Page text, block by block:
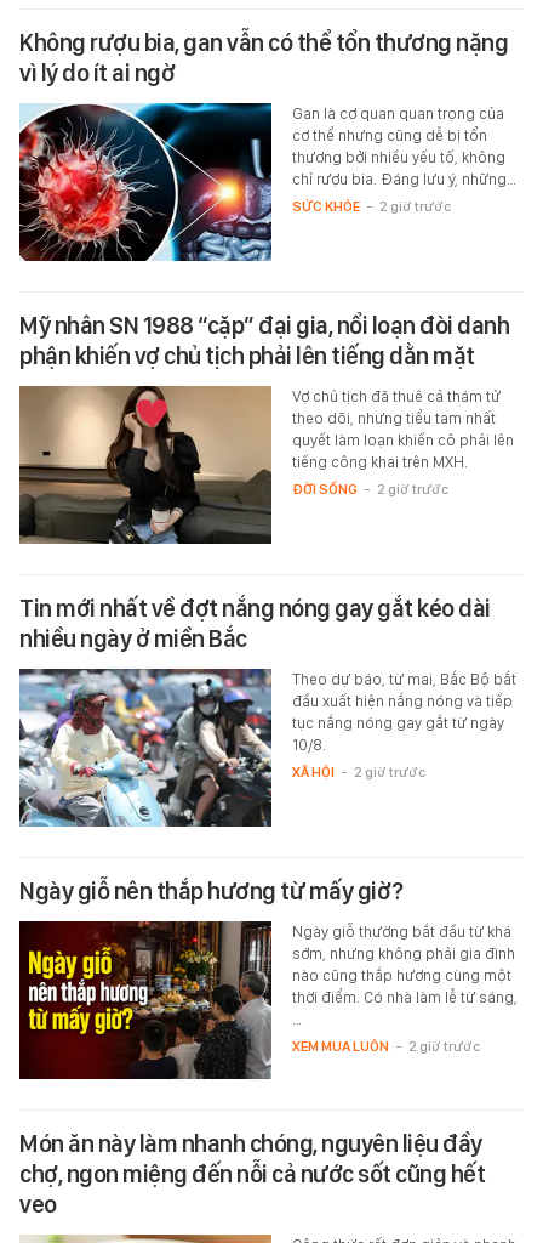
Không rượu bia, gan vẫn có thể tổn thương nặng
vì lý do ít ai ngờ
Gan là cơ quan quan trọng của
cơ thể nhưng cũng dễ bị tổn
thương bởi nhiều yếu tố, không
chỉ rượu bia. Đáng lưu ý, những…
SỨC KHỎE - 2 giờ trước
Mỹ nhân SN 1988 “cặp” đại gia, nổi loạn đòi danh
phận khiến vợ chủ tịch phải lên tiếng dằn mặt
Vợ chủ tịch đã thuê cả thám tử
theo dõi, nhưng tiểu tam nhất
quyết làm loạn khiến cô phải lên
tiếng công khai trên MXH.
ĐỜI SỐNG - 2 giờ trước
Tin mới nhất về đợt nắng nóng gay gắt kéo dài
nhiều ngày ở miền Bắc
Theo dự báo, từ mai, Bắc Bộ bắt
đầu xuất hiện nắng nóng và tiếp
tục nắng nóng gay gắt từ ngày
10/8.
XÃ HỘI - 2 giờ trước
Ngày giỗ nên thắp hương từ mấy giờ?
Ngày giỗ thường bắt đầu từ khá
sớm, nhưng không phải gia đình
nào cũng thắp hương cùng một
thời điểm. Có nhà làm lễ từ sáng,
…
XEM MUA LUÔN - 2 giờ trước
Món ăn này làm nhanh chóng, nguyên liệu đầy
chợ, ngon miệng đến nỗi cả nước sốt cũng hết
veo